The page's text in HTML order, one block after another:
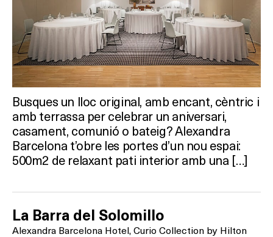
Busques un lloc original, amb encant, cèntric i
amb terrassa per celebrar un aniversari,
casament, comunió o bateig? Alexandra
Barcelona t’obre les portes d’un nou espai:
500m2 de relaxant pati interior amb una […]
La Barra del Solomillo
Alexandra Barcelona Hotel, Curio Collection by Hilton